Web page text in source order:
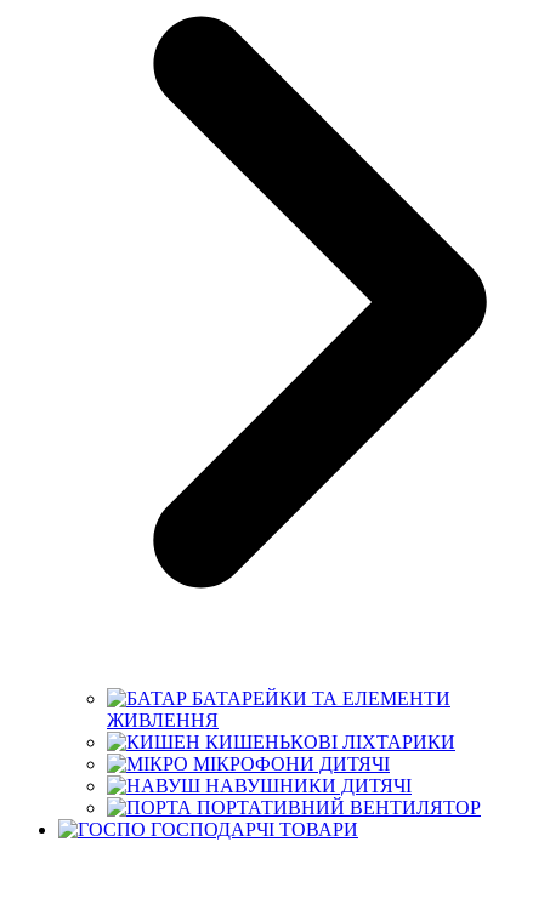
БАТАРЕЙКИ ТА ЕЛЕМЕНТИ
ЖИВЛЕННЯ
КИШЕНЬКОВІ ЛІХТАРИКИ
МІКРОФОНИ ДИТЯЧІ
НАВУШНИКИ ДИТЯЧІ
ПОРТАТИВНИЙ ВЕНТИЛЯТОР
ГОСПОДАРЧІ ТОВАРИ